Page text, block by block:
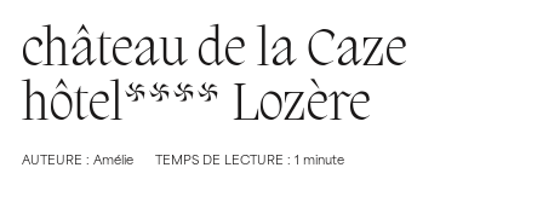
château de la Caze
hôtel**** Lozère
AUTEURE : Amélie TEMPS DE LECTURE : 1 minute